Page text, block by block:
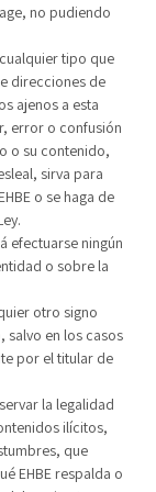
no pudiendo
tipo que
direcciones de
ajenos a esta
error o confusión
o su contenido,
sirva para
o se haga de
efectuarse ningún
o sobre la
otro signo
salvo en los casos
por el titular de
la legalidad
ilícitos,
que
EHBE respalda o